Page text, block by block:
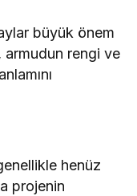
büyük önem
armudun rengi ve
henüz
projenin